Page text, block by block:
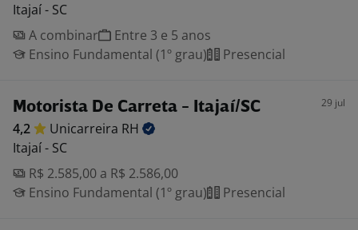
Itajaí - SC
A combinar
Entre 3 e 5 anos
Ensino Fundamental (1º grau)
Presencial
Motorista De Carreta - Itajaí/SC 29 jul
4,2 Unicarreira RH
Itajaí - SC
R$ 2.585,00 a R$ 2.586,00
Ensino Fundamental (1º grau)
Presencial